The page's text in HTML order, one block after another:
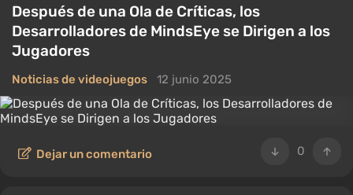
Después de una Ola de Críticas, los
Desarrolladores de MindsEye se Dirigen a los
Jugadores
Noticias de videojuegos 12 junio 2025
0
Dejar un comentario